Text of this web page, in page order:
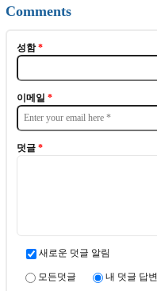
Comments
성함*
이메일 *
덧글 *
새로운 덧글 알림
모든덧글 내 덧글 답변